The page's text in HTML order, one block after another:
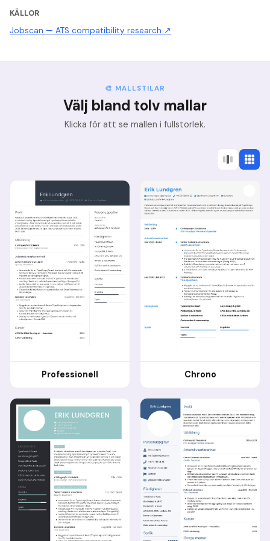
KÄLLOR
Jobscan — ATS compatibility research ↗
🎨 MALLSTILAR
Välj bland tolv mallar
Klicka för att se mallen i fullstorlek.
Professionell Chrono